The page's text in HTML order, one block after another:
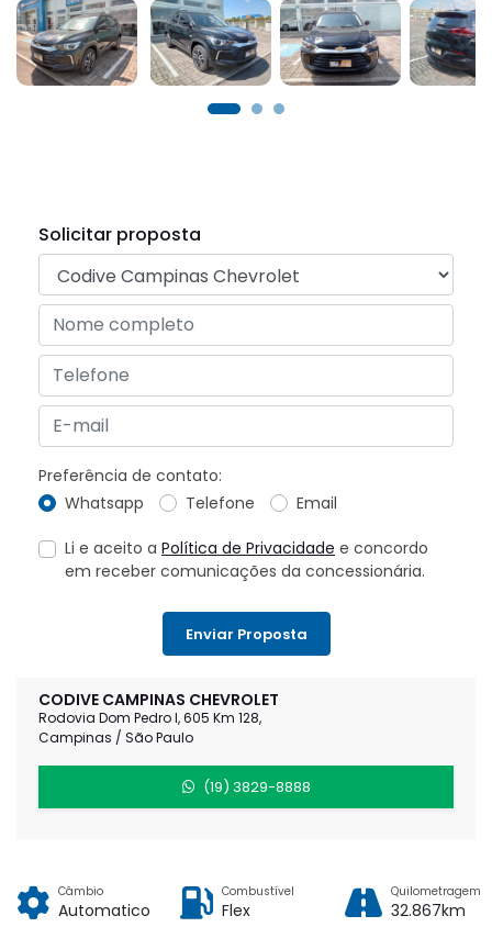
CODIVE CAMPINAS CHEVROLET
Rodovia Dom Pedro I, 605 Km 128,
Campinas / São Paulo
(19) 3829-8888
Solicitar proposta
Preferência de contato:
Whatsapp
Telefone Email
Li e aceito a Política de Privacidade e concordo
em receber comunicações da concessionária.
Enviar Proposta
Câmbio
Automatico
Combustível
Flex
Quilometragem
32.867km